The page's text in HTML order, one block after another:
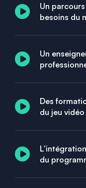
Un
besoins du
Un
Des
du jeu vidéo
du